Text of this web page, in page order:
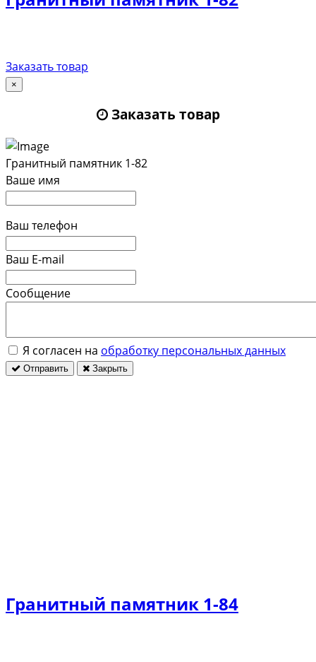
Заказать товар
×
Заказать товар
Гранитный памятник 1-82
Ваше имя
Ваш телефон
Ваш E-mail
Сообщение
Я согласен на обработку персональных данных
Отправить Закрыть
Гранитный памятник 1-84